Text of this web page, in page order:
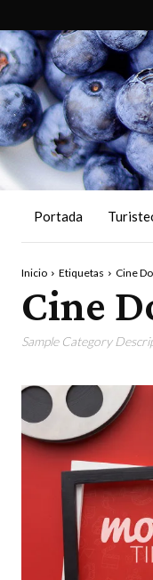
Portada
Inicio Etiquetas Cine
Cine
Sample Category